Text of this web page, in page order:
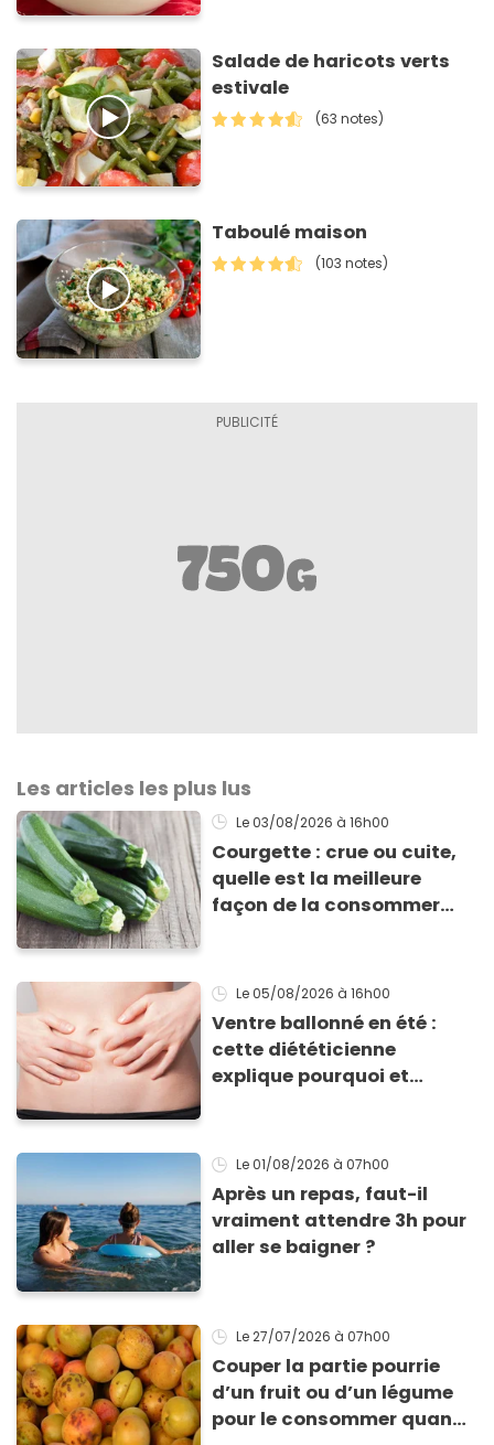
Salade de haricots verts
estivale
(63 notes)
Taboulé maison
(103 notes)
Les articles les plus lus
Le 03/08/2026 à 16h00
Courgette : crue ou cuite,
quelle est la meilleure
façon de la consommer
Le 05/08/2026 à 16h00
Ventre ballonné en été :
cette diététicienne
explique pourquoi et
Le 01/08/2026 à 07h00
Après un repas, faut-il
vraiment attendre 3h pour
aller se baigner ?
Le 27/07/2026 à 07h00
Couper la partie pourrie
d’un fruit ou d’un légume
pour le consommer quand